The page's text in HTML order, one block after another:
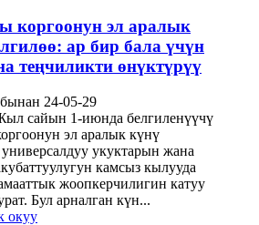
коргоонун эл аралык
ар бир бала үчүн
теңчиликти өнүктүрүү
24-05-29
сайын 1-июнда белгиленүүчү
эл аралык күнү
укуктарын жана
камсыз кылууда
жоопкерчилигин катуу
Бул арналган күн...
окуу